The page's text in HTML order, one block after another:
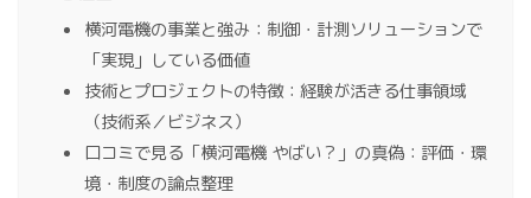
横河電機の事業と強み：制御・計測ソリューションで
「実現」している価値
技術とプロジェクトの特徴：経験が活きる仕事領域
（技術系／ビジネス）
口コミで見る「横河電機 やばい？」の真偽：評価・環
境・制度の論点整理